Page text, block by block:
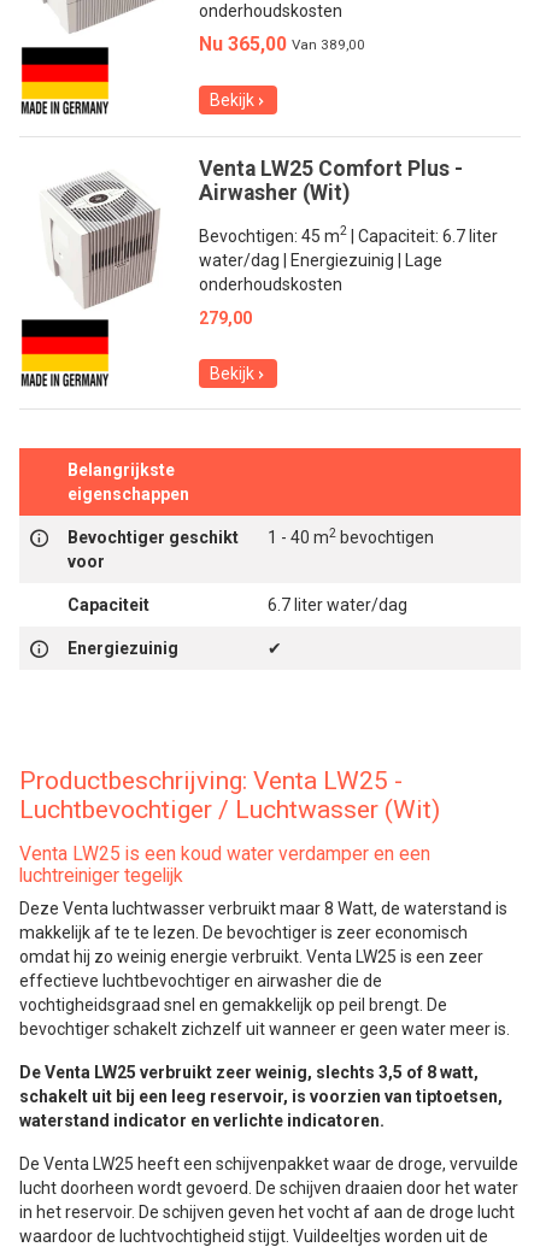
onderhoudskosten
Nu 365,00 Van 389,00
Bekijk
Venta LW25 Comfort Plus -
Airwasher (Wit)
Bevochtigen: 45 m2 | Capaciteit: 6.7 liter
water/dag | Energiezuinig | Lage
onderhoudskosten
279,00
Bekijk
Belangrijkste
eigenschappen
Bevochtiger geschikt
voor
1 - 40 m2 bevochtigen
Capaciteit 6.7 liter water/dag
Energiezuinig ✔
Productbeschrijving: Venta LW25 -
Luchtbevochtiger / Luchtwasser (Wit)
Venta LW25 is een koud water verdamper en een
luchtreiniger tegelijk
Deze Venta luchtwasser verbruikt maar 8 Watt, de waterstand is
makkelijk af te te lezen. De bevochtiger is zeer economisch
omdat hij zo weinig energie verbruikt. Venta LW25 is een zeer
effectieve luchtbevochtiger en airwasher die de
vochtigheidsgraad snel en gemakkelijk op peil brengt. De
bevochtiger schakelt zichzelf uit wanneer er geen water meer is.
De Venta LW25 verbruikt zeer weinig, slechts 3,5 of 8 watt,
schakelt uit bij een leeg reservoir, is voorzien van tiptoetsen,
waterstand indicator en verlichte indicatoren.
De Venta LW25 heeft een schijvenpakket waar de droge, vervuilde
lucht doorheen wordt gevoerd. De schijven draaien door het water
in het reservoir. De schijven geven het vocht af aan de droge lucht
waardoor de luchtvochtigheid stijgt. Vuildeeltjes worden uit de